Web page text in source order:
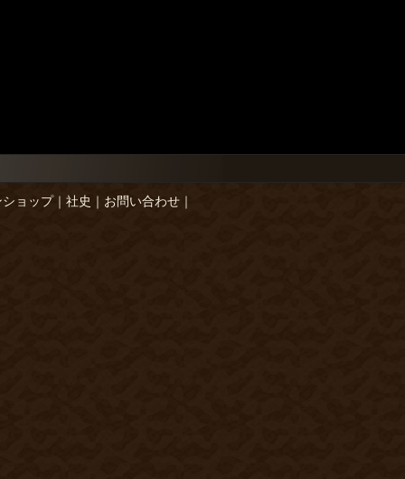
ョップ｜ 社史 お問い合わせ｜